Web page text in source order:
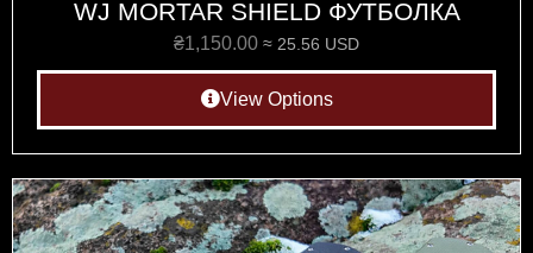
WJ MORTAR SHIELD ФУТБОЛКА
₴1,150.00 ≈ 25.56 USD
View Options